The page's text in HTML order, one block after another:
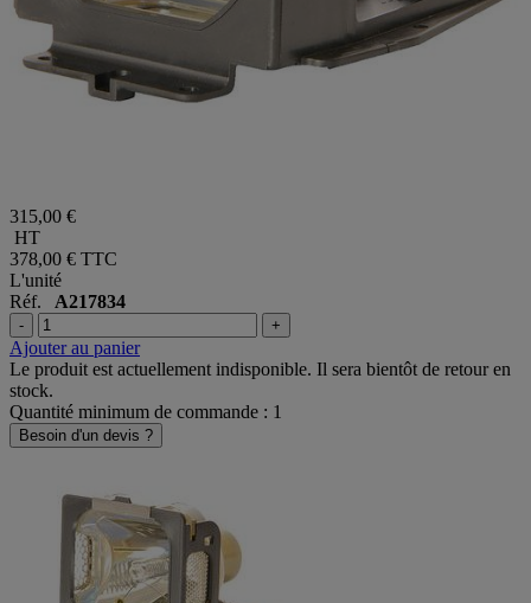
315,00 €
HT
378,00 € TTC
L'unité
Réf. A217834
- +
Ajouter au panier
Le produit est actuellement indisponible. Il sera bientôt de retour en
stock.
Quantité minimum de commande : 1
Besoin d'un devis ?